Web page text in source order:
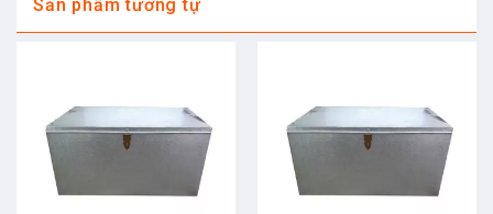
Sản phẩm tương tự